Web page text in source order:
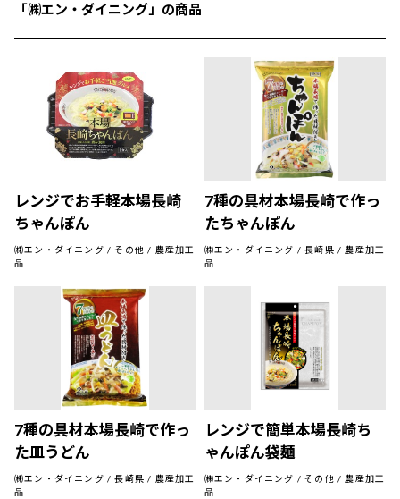
「㈱エン・ダイニング」の商品
レンジでお手軽本場長崎
ちゃんぽん
㈱エン・ダイニング / その他 / 農産加工
品
7種の具材本場長崎で作っ
たちゃんぽん
㈱エン・ダイニング / 長崎県 / 農産加工
品
7種の具材本場長崎で作っ
た皿うどん
㈱エン・ダイニング / 長崎県 / 農産加工
品
レンジで簡単本場長崎ち
ゃんぽん袋麺
㈱エン・ダイニング / その他 / 農産加工
品